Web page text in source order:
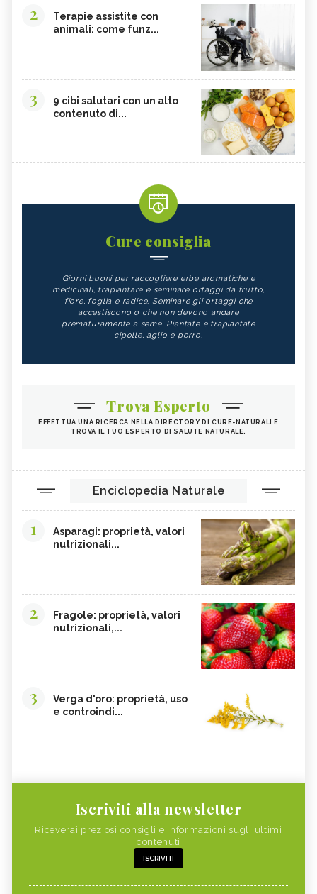
2
Terapie assistite con
animali: come funz...
3
9 cibi salutari con un alto
contenuto di...
Cure consiglia
Giorni buoni per raccogliere erbe aromatiche e
medicinali, trapiantare e seminare ortaggi da frutto,
fiore, foglia e radice. Seminare gli ortaggi che
accestiscono o che non devono andare
prematuramente a seme. Piantate e trapiantate
cipolle, aglio e porro.
Trova Esperto
EFFETTUA UNA RICERCA NELLA DIRECTORY DI CURE-NATURALI E
TROVA IL TUO ESPERTO DI SALUTE NATURALE.
Enciclopedia Naturale
1
Asparagi: proprietà, valori
nutrizionali...
2
Fragole: proprietà, valori
nutrizionali,...
3
Verga d'oro: proprietà, uso
e controindi...
Iscriviti alla newsletter
Riceverai preziosi consigli e informazioni sugli ultimi
contenuti
ISCRIVITI